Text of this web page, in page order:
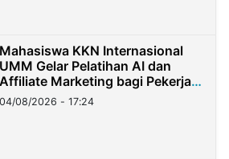
Mahasiswa KKN Internasional
UMM Gelar Pelatihan AI dan
Affiliate Marketing bagi Pekerja
Migran Indonesia di Taiwan
04/08/2026 - 17:24